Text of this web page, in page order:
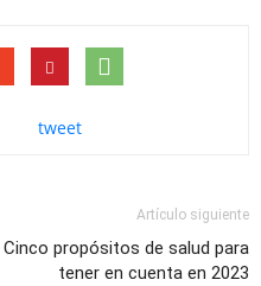
tweet
Artículo siguiente
Cinco propósitos de salud para
tener en cuenta en 2023